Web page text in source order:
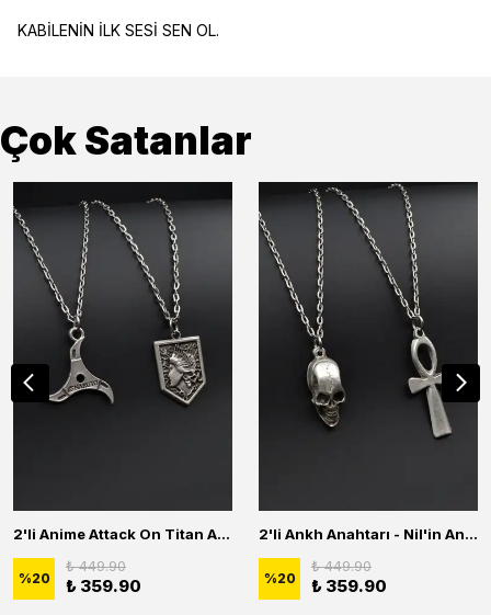
KABİLENİN İLK SESİ SEN OL.
Çok Satanlar
2'li Anime Attack On Titan Acrylic Maria Anime Naruto Erkek Kadın Kolye Seti
%20
₺ 449.90
₺ 359.90
2'li Ankh Anahtarı - Nil'in Anahtarı - Kuru Kafa Erkek Kadın Kolye Seti
%20
₺ 449.90
₺ 359.90